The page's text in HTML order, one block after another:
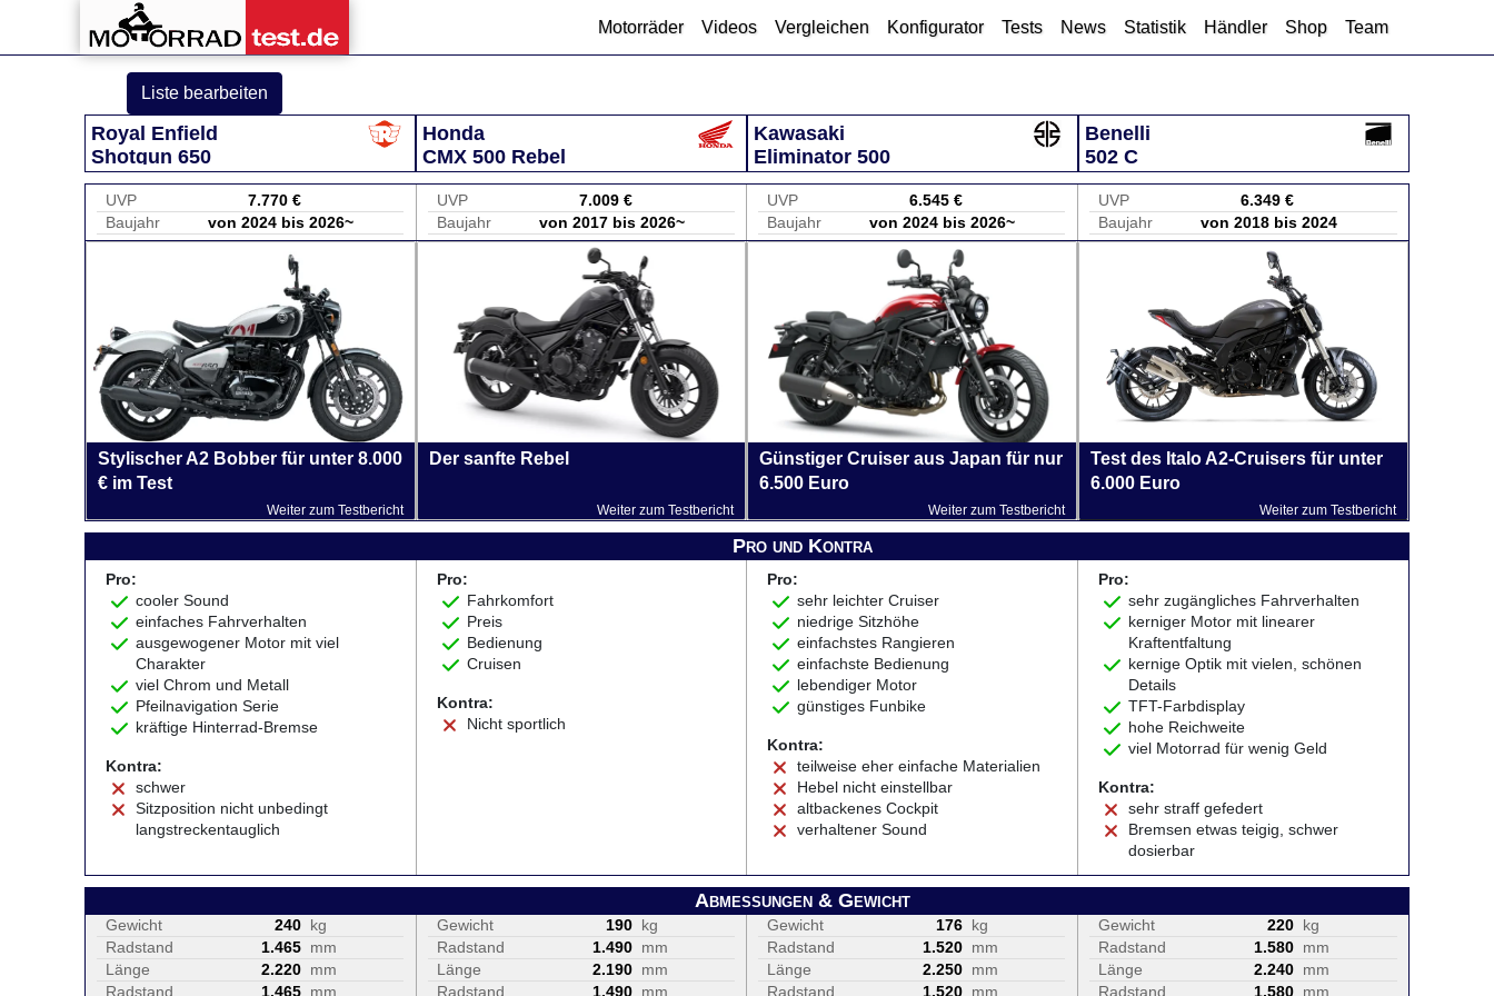
Motorräder Videos Vergleichen Konfigurator Tests News Statistik Händler Shop Team
Liste bearbeiten
Royal Enfield
Shotgun 650
Honda
CMX 500 Rebel
Kawasaki
Eliminator 500
Benelli
502 C
UVP
7.770 €
Baujahr
von 2024 bis 2026~
UVP
7.009 €
Baujahr
von 2017 bis 2026~
UVP
6.545 €
Baujahr
von 2024 bis 2026~
UVP
6.349 €
Baujahr
von 2018 bis 2024
Stylischer A2 Bobber für unter 8.000
€ im Test
Weiter zum Testbericht
Der sanfte Rebel
Weiter zum Testbericht
Günstiger Cruiser aus Japan für nur
6.500 Euro
Weiter zum Testbericht
Test des Italo A2-Cruisers für unter
6.000 Euro
Weiter zum Testbericht
Pro und Kontra
Pro:
cooler Sound
einfaches Fahrverhalten
ausgewogener Motor mit viel
Charakter
viel Chrom und Metall
Pfeilnavigation Serie
kräftige Hinterrad-Bremse
Kontra:
schwer
Sitzposition nicht unbedingt
langstreckentauglich
Pro:
Fahrkomfort
Preis
Bedienung
Cruisen
Kontra:
Nicht sportlich
Pro:
sehr leichter Cruiser
niedrige Sitzhöhe
einfachstes Rangieren
einfachste Bedienung
lebendiger Motor
günstiges Funbike
Kontra:
teilweise eher einfache Materialien
Hebel nicht einstellbar
altbackenes Cockpit
verhaltener Sound
Pro:
sehr zugängliches Fahrverhalten
kerniger Motor mit linearer
Kraftentfaltung
kernige Optik mit vielen, schönen
Details
TFT-Farbdisplay
hohe Reichweite
viel Motorrad für wenig Geld
Kontra:
sehr straff gefedert
Bremsen etwas teigig, schwer
dosierbar
Abmessungen & Gewicht
Gewicht 240 kg
Radstand
1.465 mm
Länge
2.220 mm
Radstand
1.465 mm
Gewicht 190 kg
Radstand
1.490 mm
Länge
2.190 mm
Radstand
1.490 mm
Gewicht 176 kg
Radstand
1.520 mm
Länge
2.250 mm
Radstand
1.520 mm
Gewicht 220 kg
Radstand
1.580 mm
Länge
2.240 mm
Radstand
1.580 mm